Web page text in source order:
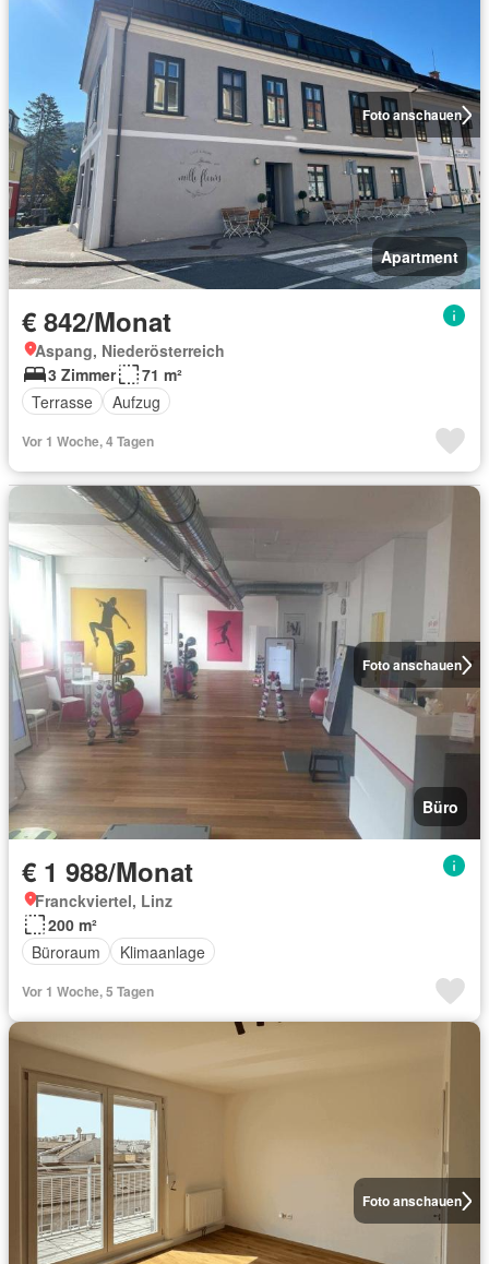
Foto anschauen
Apartment
€ 842/Monat
Aspang, Niederösterreich
3 Zimmer
71 m²
Terrasse
Aufzug
Vor 1 Woche, 4 Tagen
Foto anschauen
Büro
€ 1 988/Monat
Franckviertel, Linz
200 m²
Büroraum
Klimaanlage
Vor 1 Woche, 5 Tagen
Foto anschauen